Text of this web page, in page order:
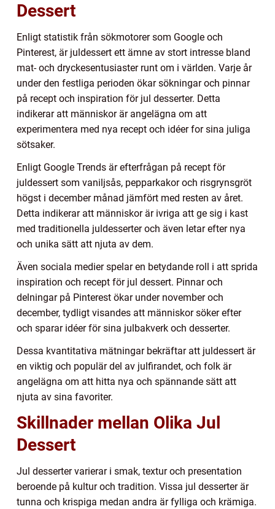
Dessert
Enligt statistik från sökmotorer som Google och
Pinterest, är juldessert ett ämne av stort intresse bland
mat- och dryckesentusiaster runt om i världen. Varje år
under den festliga perioden ökar sökningar och pinnar
på recept och inspiration för jul desserter. Detta
indikerar att människor är angelägna om att
experimentera med nya recept och idéer for sina juliga
sötsaker.
Enligt Google Trends är efterfrågan på recept för
juldessert som vaniljsås, pepparkakor och risgrynsgröt
högst i december månad jämfört med resten av året.
Detta indikerar att människor är ivriga att ge sig i kast
med traditionella juldesserter och även letar efter nya
och unika sätt att njuta av dem.
Även sociala medier spelar en betydande roll i att sprida
inspiration och recept för jul dessert. Pinnar och
delningar på Pinterest ökar under november och
december, tydligt visandes att människor söker efter
och sparar idéer för sina julbakverk och desserter.
Dessa kvantitativa mätningar bekräftar att juldessert är
en viktig och populär del av julfirandet, och folk är
angelägna om att hitta nya och spännande sätt att
njuta av sina favoriter.
Skillnader mellan Olika Jul
Dessert
Jul desserter varierar i smak, textur och presentation
beroende på kultur och tradition. Vissa jul desserter är
tunna och krispiga medan andra är fylliga och krämiga.